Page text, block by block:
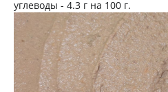
углеводы - 4.3 г на 100 г.